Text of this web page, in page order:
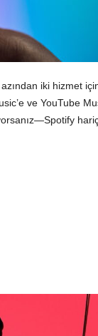
iki hizmet
ve YouTube